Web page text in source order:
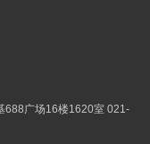
688广场16楼1620室 021-